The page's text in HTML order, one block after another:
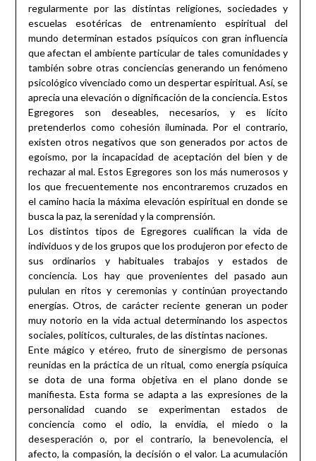
regularmente por las distintas religiones, sociedades y
escuelas esotéricas de entrenamiento espiritual del
mundo determinan estados psíquicos con gran influencia
que afectan el ambiente particular de tales comunidades y
también sobre otras conciencias generando un fenómeno
psicológico vivenciado como un despertar espiritual. Así, se
aprecia una elevación o dignificación de la conciencia. Estos
Egregores son deseables, necesarios, y es lícito
pretenderlos como cohesión iluminada. Por el contrario,
existen otros negativos que son generados por actos de
egoísmo, por la incapacidad de aceptación del bien y de
rechazar al mal. Estos Egregores son los más numerosos y
los que frecuentemente nos encontraremos cruzados en
el camino hacia la máxima elevación espiritual en donde se
busca la paz, la serenidad y la comprensión.
Los distintos tipos de Egregores cualifican la vida de
individuos y de los grupos que los produjeron por efecto de
sus ordinarios y habituales trabajos y estados de
conciencia. Los hay que provenientes del pasado aun
pululan en ritos y ceremonias y continúan proyectando
energías. Otros, de carácter reciente generan un poder
muy notorio en la vida actual determinando los aspectos
sociales, políticos, culturales, de las distintas naciones.
Ente mágico y etéreo, fruto de sinergismo de personas
reunidas en la práctica de un ritual, como energía psíquica
se dota de una forma objetiva en el plano donde se
manifiesta. Esta forma se adapta a las expresiones de la
personalidad cuando se experimentan estados de
conciencia como el odio, la envidia, el miedo o la
desesperación o, por el contrario, la benevolencia, el
afecto, la compasión, la decisión o el valor. La acumulación